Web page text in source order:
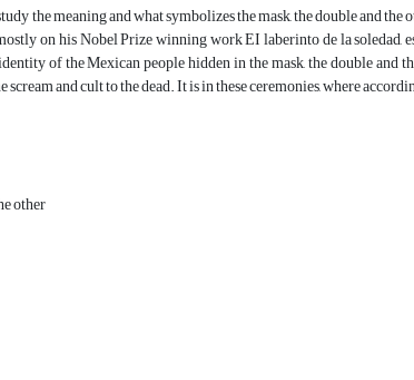
the meaning and what symbolizes the mask, the double and
on his Nobel Prize winning work EI laberinto de la
of the Mexican people hidden in the mask, the double
scream and cult to the dead. It is in these ceremonies, where
other